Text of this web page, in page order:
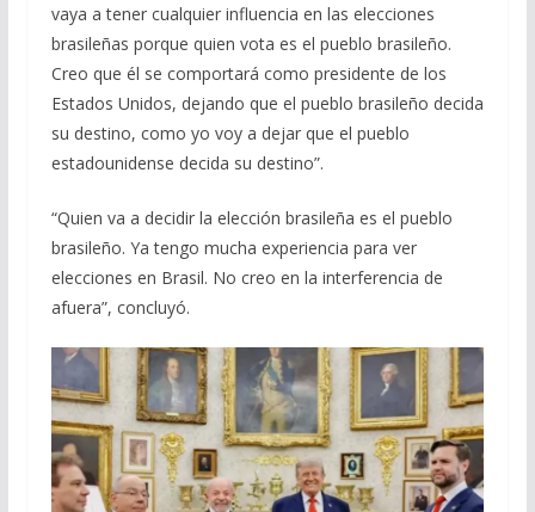
vaya a tener cualquier influencia en las elecciones
brasileñas porque quien vota es el pueblo brasileño.
Creo que él se comportará como presidente de los
Estados Unidos, dejando que el pueblo brasileño decida
su destino, como yo voy a dejar que el pueblo
estadounidense decida su destino”.
“Quien va a decidir la elección brasileña es el pueblo
brasileño. Ya tengo mucha experiencia para ver
elecciones en Brasil. No creo en la interferencia de
afuera”, concluyó.